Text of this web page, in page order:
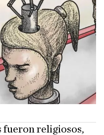
fueron religiosos,